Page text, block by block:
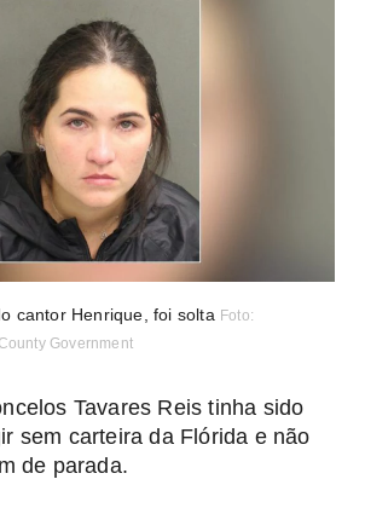
cantor Henrique, foi solta Foto:
Government
Tavares Reis tinha sido
sem carteira da Flórida e não
de parada.